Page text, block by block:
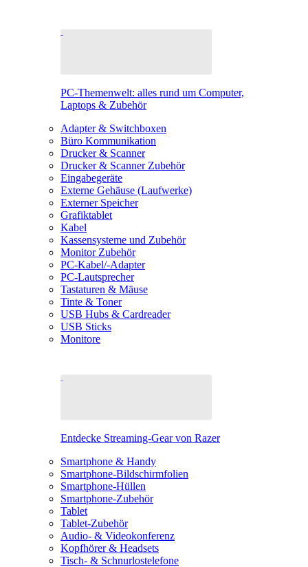
PC-Themenwelt: alles rund um Computer,
Laptops & Zubehör
Adapter & Switchboxen
Büro Kommunikation
Drucker & Scanner
Drucker & Scanner Zubehör
Eingabegeräte
Externe Gehäuse (Laufwerke)
Externer Speicher
Grafiktablet
Kabel
Kassensysteme und Zubehör
Monitor Zubehör
PC-Kabel/-Adapter
PC-Lautsprecher
Tastaturen & Mäuse
Tinte & Toner
USB Hubs & Cardreader
USB Sticks
Monitore
Entdecke Streaming-Gear von Razer
Smartphone & Handy
Smartphone-Bildschirmfolien
Smartphone-Hüllen
Smartphone-Zubehör
Tablet
Tablet-Zubehör
Audio- & Videokonferenz
Kopfhörer & Headsets
Tisch- & Schnurlostelefone